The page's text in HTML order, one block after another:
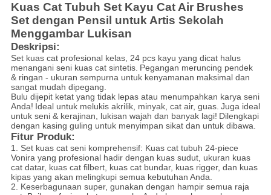
Kuas Cat Tubuh Set Kayu Cat Air Brushes
Set dengan Pensil untuk Artis Sekolah
Menggambar Lukisan
Deskripsi:
Set kuas cat profesional kelas, 24 pcs kayu yang dicat halus
menangani seni kuas cat sintetis. Pegangan meruncing pendek
& ringan - ukuran sempurna untuk kenyamanan maksimal dan
sangat mudah dipegang.
Bulu dijepit ketat yang tidak lepas atau menumpahkan karya seni
Anda! Ideal untuk melukis akrilik, minyak, cat air, guas. Juga ideal
untuk seni & kerajinan, lukisan wajah dan banyak lagi! Dilengkapi
dengan kasing guling untuk menyimpan sikat dan untuk dibawa.
Fitur Produk:
1. Set kuas cat seni komprehensif: Kuas cat tubuh 24-piece
Vonira yang profesional hadir dengan kuas sudut, ukuran kuas
cat datar, kuas cat filbert, kuas cat bundar, kuas rigger, dan kuas
kipas yang akan melingkupi semua kebutuhan Anda.
2. Keserbagunaan super, gunakan dengan hampir semua raja